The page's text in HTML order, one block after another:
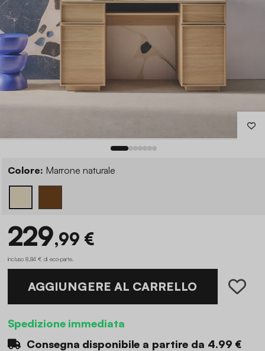
Colore: Marrone naturale
229,99 €
incluso 8,84 € di eco-parte.
AGGIUNGERE AL CARRELLO
Spedizione immediata
Consegna disponibile a partire da 4.99 €